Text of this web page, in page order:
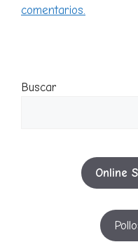
comentarios.
Buscar
Online